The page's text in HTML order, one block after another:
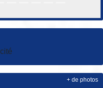
+ de photos